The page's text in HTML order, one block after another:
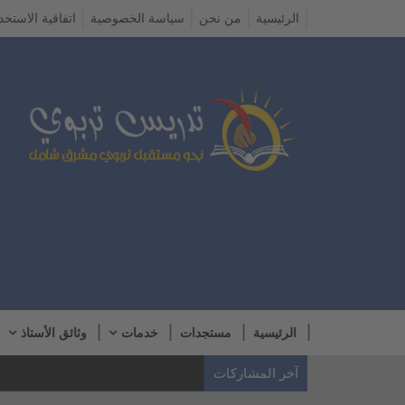
الرئيسية من نحن سياسة الخصوصية اتفاقية
الرئيسية مستجدات خدمات وثائق الأستاذ
آخر المشاركات